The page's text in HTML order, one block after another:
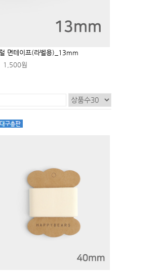
면테이프(라벨용)_13mm
1,500원